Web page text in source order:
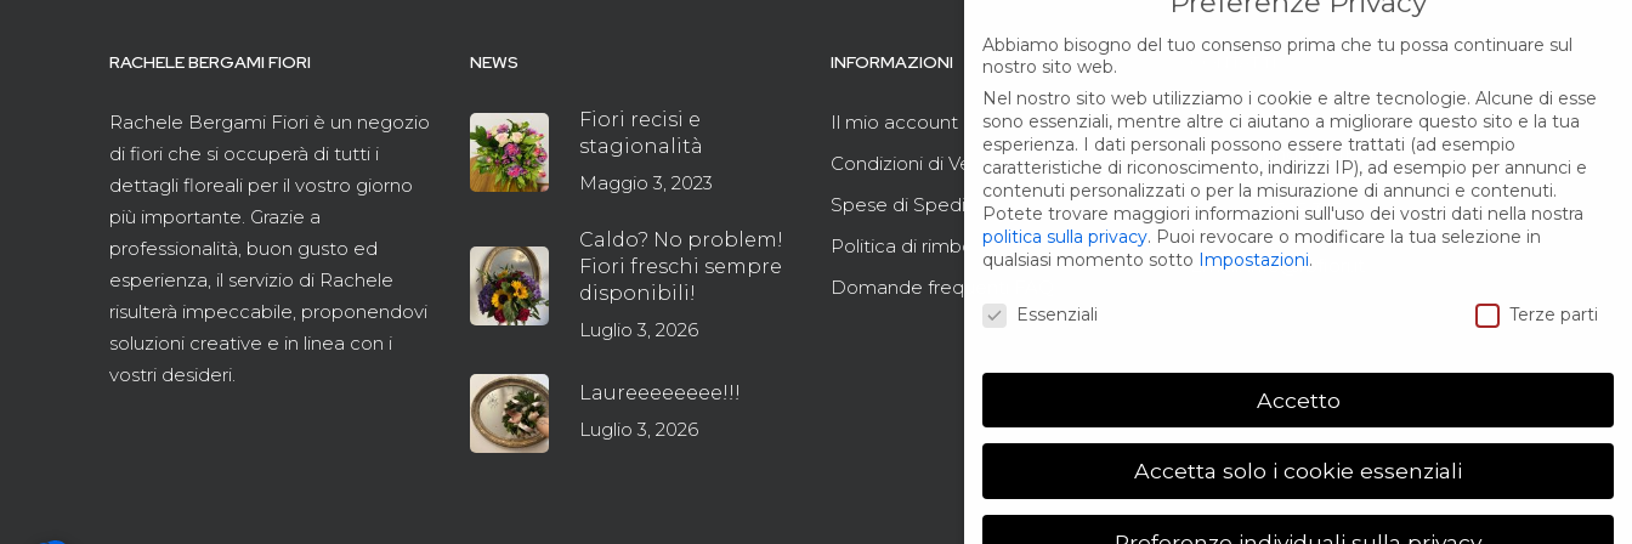
RACHELE BERGAMI FIORI
Rachele Bergami Fiori è un negozio
di fiori che si occuperà di tutti i
dettagli floreali per il vostro giorno
più importante. Grazie a
professionalità, buon gusto ed
esperienza, il servizio di Rachele
risulterà impeccabile, proponendovi
soluzioni creative e in linea con i
vostri desideri.
NEWS
Fiori recisi e
stagionalità
Maggio 3, 2023
Caldo? No problem!
Fiori freschi sempre
disponibili!
Luglio 3, 2026
Laureeeeeeee!!!
Luglio 3, 2026
INFORMAZIONI
Il mio account
Condizioni di Vendita
Spese di Spedizione
Politica di rimborso e reso
Domande frequenti FAQ
Via Mazzini, 3E
44012 Bondeno (Fe)
Tel.: 340 1645 335
Email: info@rbfiori.it
Abbiamo bisogno del tuo consenso prima che tu possa continuare sul
nostro sito web.
Nel nostro sito web utilizziamo i cookie e altre tecnologie. Alcune di esse
sono essenziali, mentre altre ci aiutano a migliorare questo sito e la tua
esperienza. I dati personali possono essere trattati (ad esempio
caratteristiche di riconoscimento, indirizzi IP), ad esempio per annunci e
contenuti personalizzati o per la misurazione di annunci e contenuti.
Potete trovare maggiori informazioni sull'uso dei vostri dati nella nostra
politica sulla privacy. Puoi revocare o modificare la tua selezione in
qualsiasi momento sotto Impostazioni.
Essenziali Terze parti
Accetto
Accetta solo i cookie essenziali